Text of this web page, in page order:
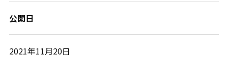
公開日
2021年11月20日